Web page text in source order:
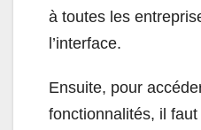
à toutes les
l’interface.
Ensuite, pour
fonctionnalités, il